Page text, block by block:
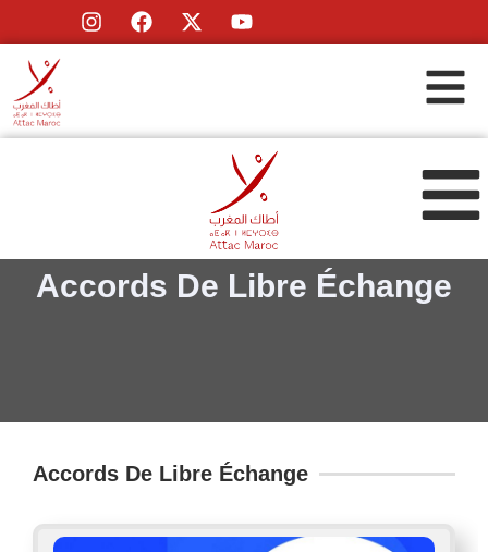
Accords De Libre Échange
Accords De Libre Échange